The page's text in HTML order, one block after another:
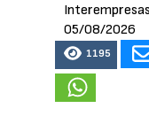
05/08/2026
1195